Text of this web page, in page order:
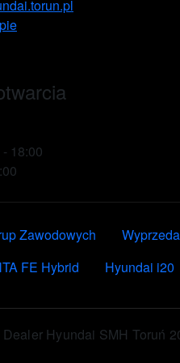
18:00
Zawodowych
FE Hybrid
Hyundai i20
Hyundai SMH Toruń